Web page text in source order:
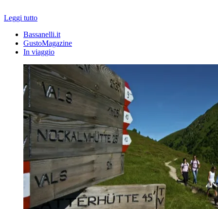
Leggi tutto
Bassanelli.it
GustoMagazine
In viaggio